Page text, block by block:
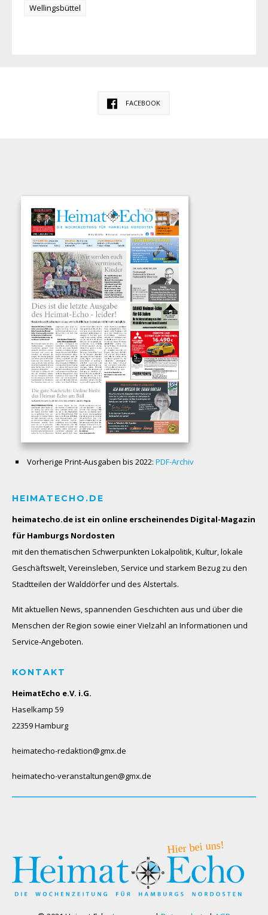
Wellingsbüttel
FACEBOOK
Vorherige Print-Ausgaben bis 2022: PDF-Archiv
HEIMATECHO.DE
heimatecho.de ist ein online erscheinendes Digital-Magazin
für Hamburgs Nordosten
mit den thematischen Schwerpunkten Lokalpolitik, Kultur, lokale
Geschäftswelt, Vereinsleben, Service und starkem Bezug zu den
Stadtteilen der Walddörfer und des Alstertals.
Mit aktuellen News, spannenden Geschichten aus und über die
Menschen der Region sowie einer Vielzahl an Informationen und
Service-Angeboten.
KONTAKT
HeimatEcho e.V. i.G.
Haselkamp 59
22359 Hamburg
heimatecho-redaktion@gmx.de
heimatecho-veranstaltungen@gmx.de